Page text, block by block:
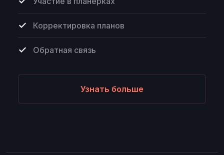
Корректировка планов
Обратная связь
Узнать больше